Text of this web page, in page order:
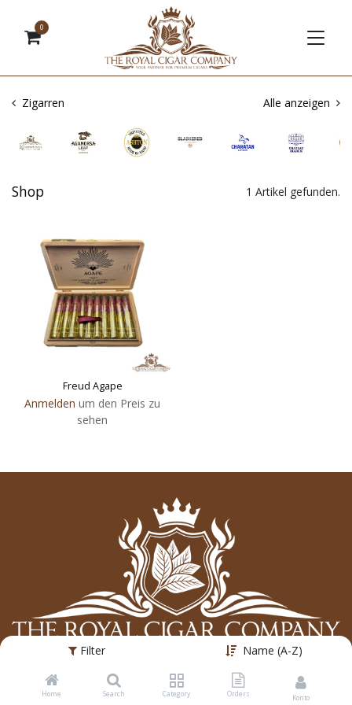
Filter Name (A-Z)
Home Search Category Orders Konto
0
Zigarren Alle anzeigen
Shop 1 Artikel gefunden.
Freud Agape
Anmelden um den Preis zu
sehen
The Royal Cigar Company AG